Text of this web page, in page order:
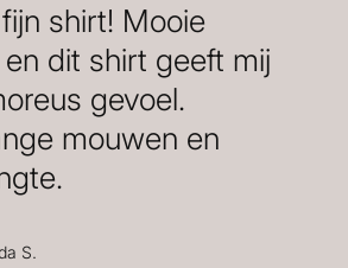
shirt! Mooie
dit shirt geeft mij
gevoel.
mouwen en
S.